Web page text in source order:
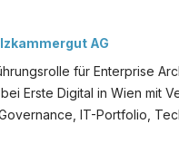
AG
für Enterprise
Erste Digital in Wien mit
IT-Portfolio,